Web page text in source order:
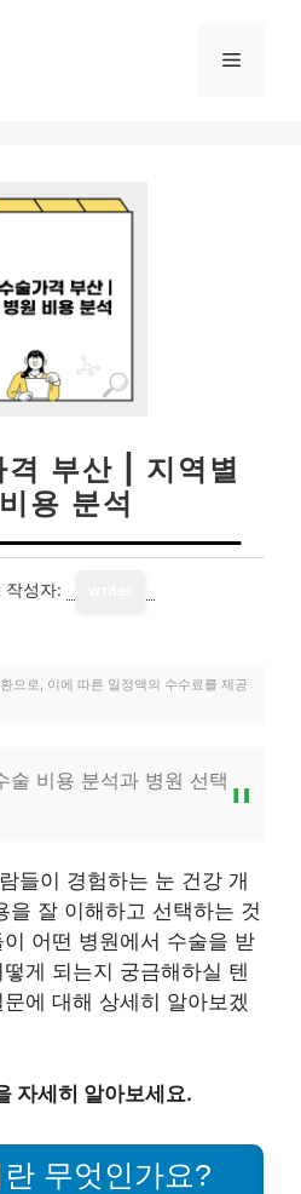
메
격 부산 | 지역별
용 분석
작성자:
으로, 이에 따른 일정액의 수수료를 제공
술 비용 분석과 병원 선택
들이 경험하는 눈 건강 개
을 잘 이해하고 선택하는 것
어떤 병원에서 수술을 받
게 되는지 궁금해하실 텐
에 대해 상세히 알아보겠
자세히 알아보세요.
무엇인가요?